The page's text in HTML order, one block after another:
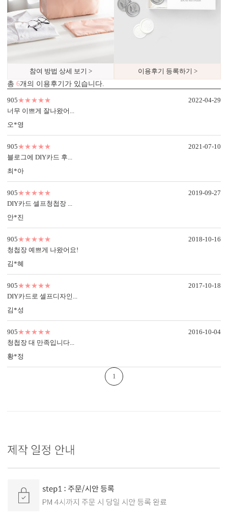
참여 방법 상세 보기 >
이용후기 등록하기 >
총 6개의 이용후기가 있습니다.
905★★★★★
너무 이쁘게 잘나왔어...
오*영
2022-04-29
905★★★★★
블로그에 DIY카드 후...
최*아
2021-07-10
905★★★★★
DIY카드 셀프청첩장 ...
안*진
2019-09-27
905★★★★★
청첩장 예쁘게 나왔어요!
김*혜
2018-10-16
905★★★★★
DIY카드로 셀프디자인...
김*성
2017-10-18
905★★★★★
청첩장 대 만족입니다...
황*정
2016-10-04
1